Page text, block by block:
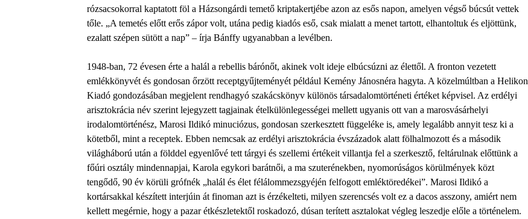
rózsacsokorral kaptatott föl a Házsongárdi temető kriptakertjébe azon az esős napon, amelyen végső búcsút vettek
tőle. „A temetés előtt erős zápor volt, utána pedig kiadós eső, csak mialatt a menet tartott, elhantoltuk és eljöttünk,
ezalatt szépen sütött a nap” – írja Bánffy ugyanabban a levélben.
1948-ban, 72 évesen érte a halál a rebellis bárónőt, akinek volt ideje elbúcsúzni az élettől. A fronton vezetett
emlékkönyvét és gondosan őrzött receptgyűjteményét például Kemény Jánosnéra hagyta. A közelmúltban a Helikon
Kiadó gondozásában megjelent rendhagyó szakácskönyv különös társadalomtörténeti értéket képvisel. Az erdélyi
arisztokrácia név szerint lejegyzett tagjainak ételkülönlegességei mellett ugyanis ott van a marosvásárhelyi
irodalomtörténész, Marosi Ildikó minuciózus, gondosan szerkesztett függeléke is, amely legalább annyit tesz ki a
kötetből, mint a receptek. Ebben nemcsak az erdélyi arisztokrácia évszázadok alatt fölhalmozott és a második
világháború után a földdel egyenlővé tett tárgyi és szellemi értékeit villantja fel a szerkesztő, feltárulnak előttünk a
főúri osztály mindennapjai, Karola egykori barátnői, a ma szuterénekben, nyomorúságos körülmények közt
tengődő, 90 év körüli grófnék „halál és élet félálommezsgyéjén felfogott emléktöredékei”. Marosi Ildikó a
kortársakkal készített interjúin át finoman azt is érzékelteti, milyen szerencsés volt ez a dacos asszony, amiért nem
kellett megérnie, hogy a pazar étkészletektől roskadozó, dúsan terített asztalokat végleg leszedje előle a történelem.